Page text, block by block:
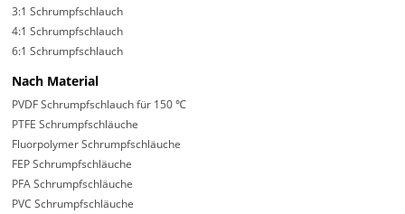
3:1 Schrumpfschlauch
4:1 Schrumpfschlauch
6:1 Schrumpfschlauch
Nach Material
PVDF Schrumpfschlauch für 150 ℃
PTFE Schrumpfschläuche
Fluorpolymer Schrumpfschläuche
FEP Schrumpfschläuche
PFA Schrumpfschläuche
PVC Schrumpfschläuche